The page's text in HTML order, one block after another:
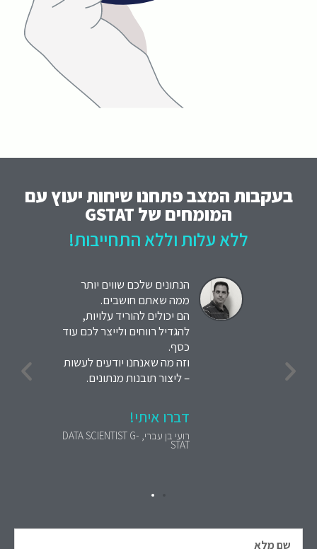
בעקבות המצב פתחנו שיחות יעוץ עם
המומחים של GSTAT
ללא עלות וללא התחייבות!
הנתונים שלכם שווים יותר
ממה שאתם חושבים.
הם יכולים להוריד עלויות,
להגדיל רווחים ולייצר לכם עוד
כסף.
וזה מה שאנחנו יודעים לעשות
– ליצור תובנות מנתונים.
דברו איתי!
רועי בן עברי, DATA SCIENTIST G-
STAT